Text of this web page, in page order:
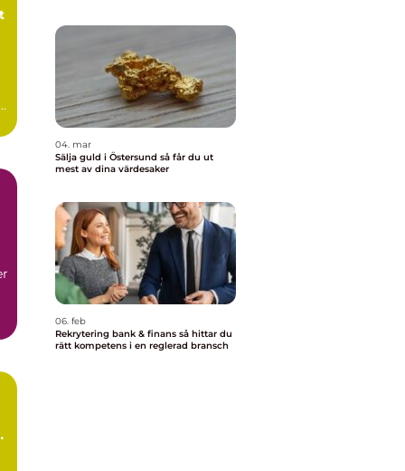
04. mar
Sälja guld i Östersund så får du ut
mest av dina värdesaker
06. feb
Rekrytering bank & finans så hittar du
rätt kompetens i en reglerad bransch